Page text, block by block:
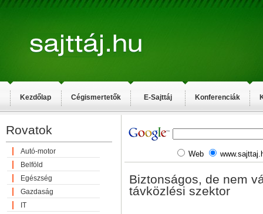
Kezdőlap Cégismertetők E-Sajttáj Konferenciák
Rovatok
Autó-motor
Belföld
Egészség
Gazdaság
IT
Web
Biztonságos, de nem
távközlési szektor